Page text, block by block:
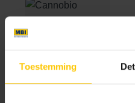
Toestemming